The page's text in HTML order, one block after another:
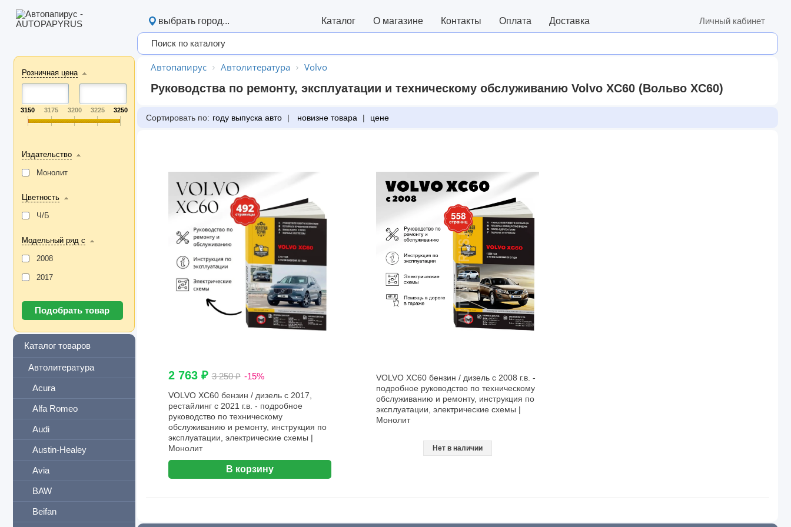
Розничная цена
3150 3175 3200 3225 3250
Издательство
Монолит
Цветность
Ч/Б
Модельный ряд с
2008
2017
Каталог товаров
Автолитература
Acura
Alfa Romeo
Audi
Austin-Healey
Avia
BAW
Beifan
выбрать город... Каталог О магазине Контакты Оплата Доставка Личный кабинет
Автопапирус Автолитература Volvo
Руководства по ремонту, эксплуатации и техническому обслуживанию Volvo XC60 (Вольво XC60)
Сортировать по: году выпуска авто | новизне товара | цене
2 763 ₽3 250 ₽ -15%
VOLVO XC60 бензин / дизель с 2017,
рестайлинг с 2021 г.в. - подробное
руководство по техническому
обслуживанию и ремонту, инструкция по
эксплуатации, электрические схемы |
Монолит
В корзину
VOLVO XC60 бензин / дизель с 2008 г.в. -
подробное руководство по техническому
обслуживанию и ремонту, инструкция по
эксплуатации, электрические схемы |
Монолит
Нет в наличии